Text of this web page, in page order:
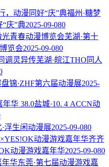
福州·糖梦
“庆”典2025-09-080
芜湖·第十
览会2025-09-080
芜湖·皖江THO同人
盘锦·ZHF第六届动漫展2025-
盐城·10. 4 ACCN动
浮生闲动漫展2025-09-080
齐齐
动漫游戏嘉年华2025-09-080
东莞·第七届动漫游戏嘉